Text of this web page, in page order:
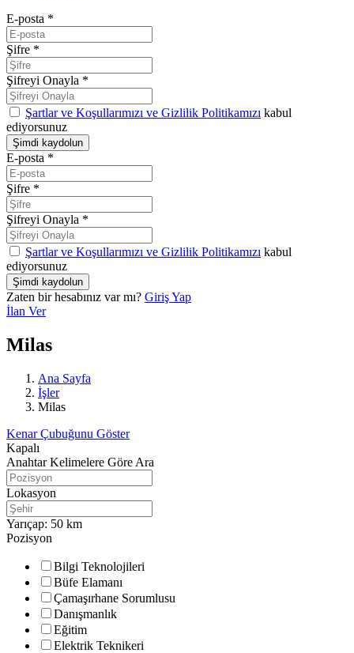
E-posta *
Şifre *
Şifreyi Onayla *
Şartlar ve Koşullarımızı ve Gizlilik Politikamızı kabul
ediyorsunuz
E-posta *
Şifre *
Şifreyi Onayla *
Şartlar ve Koşullarımızı ve Gizlilik Politikamızı kabul
ediyorsunuz
Zaten bir hesabınız var mı? Giriş Yap
İlan Ver
Milas
Ana Sayfa
İşler
Milas
Kenar Çubuğunu Göster
Kapalı
Anahtar Kelimelere Göre Ara
Lokasyon
Yarıçap: 50 km
Pozisyon
Bilgi Teknolojileri
Büfe Elamanı
Çamaşırhane Sorumlusu
Danışmanlık
Eğitim
Elektrik Teknikeri